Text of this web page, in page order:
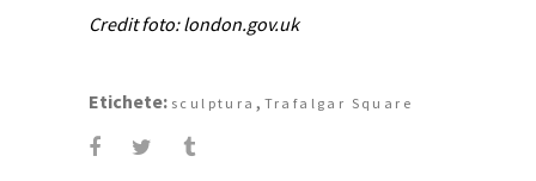
Credit foto: london.gov.uk
Etichete: sculptura , Trafalgar Square